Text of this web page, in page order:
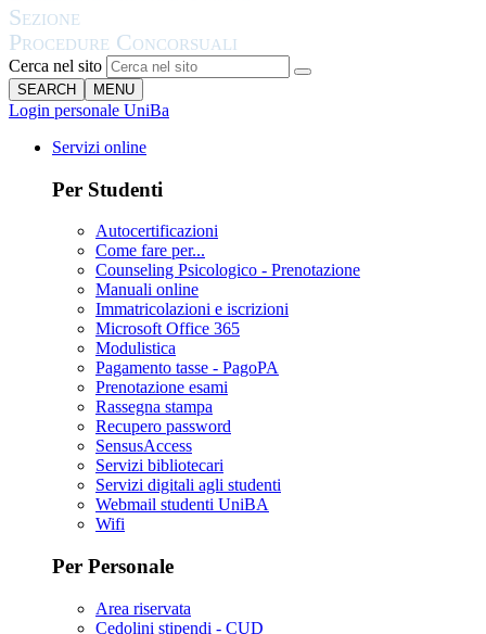
Cerca nel sito
SEARCH MENU
Login personale UniBa
Servizi online
Per Studenti
Autocertificazioni
Come fare per...
Counseling Psicologico - Prenotazione
Manuali online
Immatricolazioni e iscrizioni
Microsoft Office 365
Modulistica
Pagamento tasse - PagoPA
Prenotazione esami
Rassegna stampa
Recupero password
SensusAccess
Servizi bibliotecari
Servizi digitali agli studenti
Webmail studenti UniBA
Wifi
Per Personale
Area riservata
Cedolini stipendi - CUD